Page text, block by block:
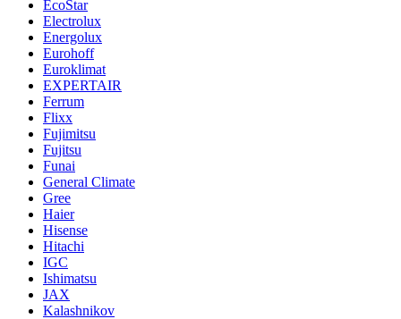
EcoStar
Electrolux
Energolux
Eurohoff
Euroklimat
EXPERTAIR
Ferrum
Flixx
Fujimitsu
Fujitsu
Funai
General Climate
Gree
Haier
Hisense
Hitachi
IGC
Ishimatsu
JAX
Kalashnikov